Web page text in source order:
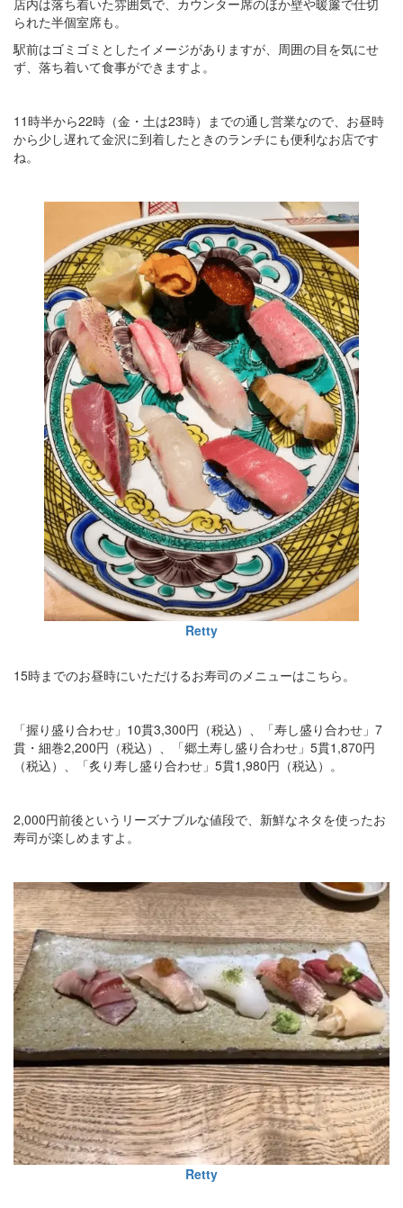
られた半個室席も。
駅前はゴミゴミとしたイメージがありますが、周囲の目を気にせ
ず、落ち着いて食事ができますよ。
11時半から22時（金・土は23時）までの通し営業なので、お昼時
から少し遅れて金沢に到着したときのランチにも便利なお店です
ね。
Retty
15時までのお昼時にいただけるお寿司のメニューはこちら。
「握り盛り合わせ」10貫3,300円（税込）、「寿し盛り合わせ」7
貫・細巻2,200円（税込）、「郷土寿し盛り合わせ」5貫1,870円
（税込）、「炙り寿し盛り合わせ」5貫1,980円（税込）。
2,000円前後というリーズナブルな値段で、新鮮なネタを使ったお
寿司が楽しめますよ。
Retty